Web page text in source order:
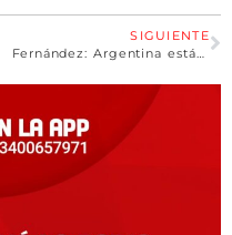
SIGUIENTE
Fernández: Argentina está dispuesta a controlar «paulatinamente» el déficit fiscal